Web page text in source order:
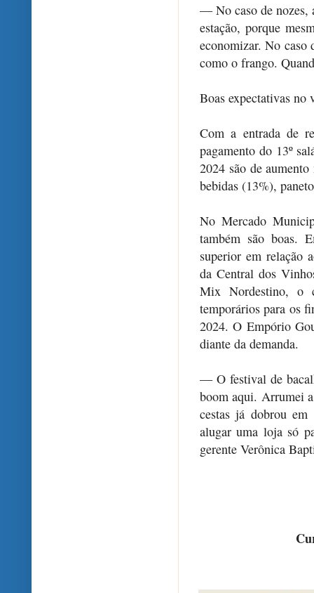
— No caso de nozes,
estação, porque
economizar. No caso
como o frango.
Boas expectativas no
Com a entrada de
pagamento do 13º
2024 são de
bebidas (13%),
No Mercado
também são boas.
superior em relação
da Central dos
Mix Nordestino, o
temporários para os
2024. O Empório
diante da demanda.
— O festival de
boom aqui. Arrumei
cestas já dobrou
alugar uma loja só
gerente Verônica